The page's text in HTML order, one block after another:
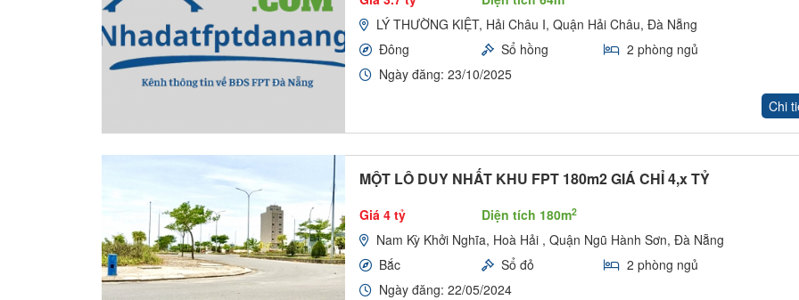
LÝ THƯỜNG KIỆT, Hải Châu I, Quận Hải Châu, Đà Nẵng
Đông
Sổ hồng
2 phòng ngủ
Ngày đăng: 23/10/2025
Chi
MỘT LÔ DUY NHẤT KHU FPT 180m2 GIÁ CHỈ 4,x TỶ
Giá 4 tỷ Diện tích 180m2
Nam Kỳ Khởi Nghĩa, Hoà Hải , Quận Ngũ Hành Sơn, Đà Nẵng
Bắc
Sổ đỏ
2 phòng ngủ
Ngày đăng: 22/05/2024